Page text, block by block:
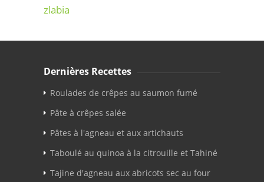
zlabia
Dernières Recettes
Roulades de crêpes au saumon fumé
Pâte à crêpes salée
Pâtes à l'agneau et aux artichauts
Taboulé au quinoa à la citrouille et Tahiné
Tajine d'agneau aux abricots sec au four